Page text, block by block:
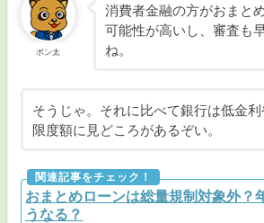
ポン太
消費者金融の方がおまと
可能性が高いし、審査も
ね。
そうじゃ。それに比べて銀行は低金利
限度額に見どころがあるぞい。
おまとめローンは総量規制対象外？
うなる？